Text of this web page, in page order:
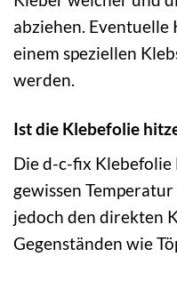
abziehen.
einem speziellen
werden.
Ist die Klebefolie
Die d-c-fix Klebefolie
gewissen
jedoch den direkten
Gegenständen wie